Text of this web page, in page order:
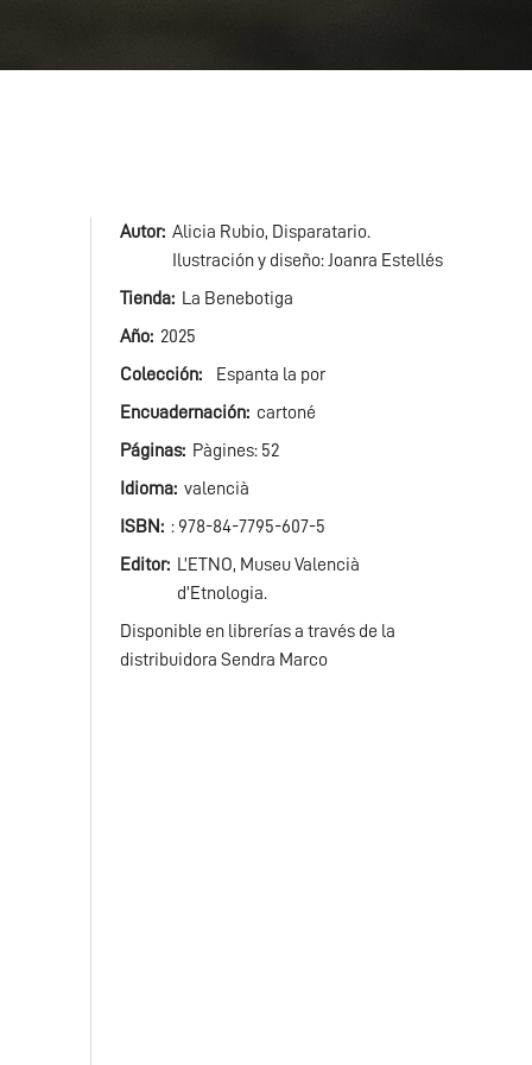
Autor Alicia Rubio, Disparatario.
Ilustración y diseño: Joanra Estellés
Tienda
La Benebotiga
Año
2025
Colección
Espanta la por
Encuadernación
cartoné
Páginas
Pàgines: 52
Idioma valencià
ISBN
: 978-84-7795-607-5
Editor
L’ETNO, Museu Valencià
d’Etnologia.
Disponible en librerías a través de la
distribuidora Sendra Marco